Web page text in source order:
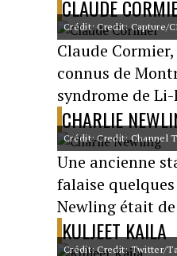
CLAUDE
Crédit: Credit: Capture/
Claude
connus de
syndrome de
CHARLIE
Crédit: Credit: Channel
Une ancienne
falaise
Newling était
KULJEET KAILA
Crédit: Credit: Twitter/